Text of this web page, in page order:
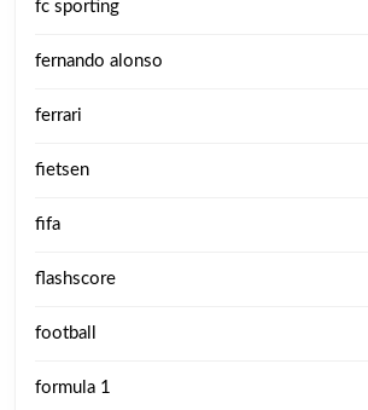
fc sporting
fernando alonso
ferrari
fietsen
fifa
flashscore
football
formula 1